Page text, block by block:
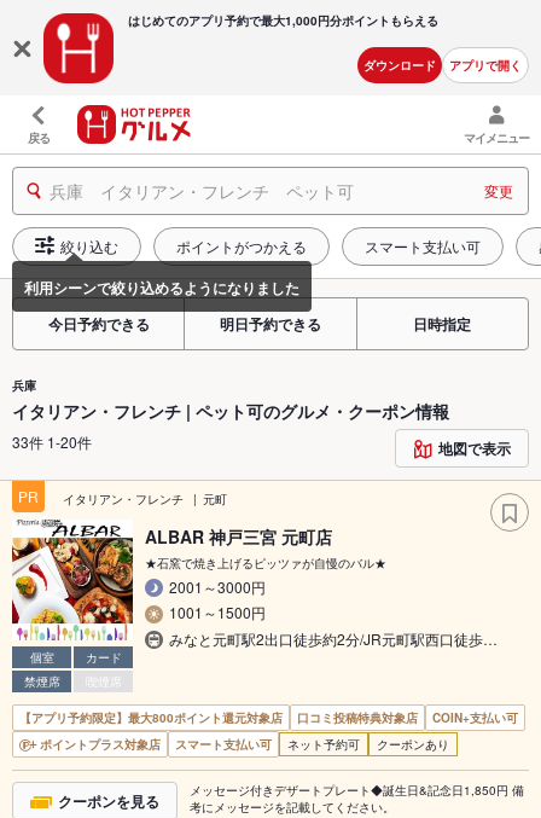
はじめてのアプリ予約で最大1,000円分ポイントもらえる
ダウンロード アプリで開く
戻る マイメニュー
兵庫 イタリアン・フレンチ ペット可 変更
絞り込む ポイントがつかえる スマート支払い可
今日予約できる 明日予約できる 日時指定
兵庫
イタリアン・フレンチ | ペット可のグルメ・クーポン情報
33件 1-20件 地図で表示
PR イタリアン・フレンチ 元町
個室
カード
禁煙席
喫煙席
ALBAR 神戸三宮 元町店
★石窯で焼き上げるピッツァが自慢のバル★
2001～3000円
1001～1500円
みなと元町駅2出口徒歩約2分/JR元町駅西口徒歩…
【アプリ予約限定】最大800ポイント還元対象店 口コミ投稿特典対象店
COIN+支払い可
ポイントプラス対象店
スマート支払い可 ネット予約可 クーポンあり
クーポンを見る
メッセージ付きデザートプレート◆誕生日&記念日1,850円 備
考にメッセージを記載してください。